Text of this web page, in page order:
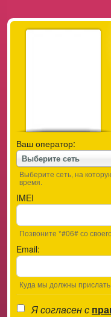
Ваш оператор:
Выберите сеть
Выберите сеть, на
время.
IMEI
Позвоните *#06# со
Email:
Куда мы должны прислать
Я согласен с